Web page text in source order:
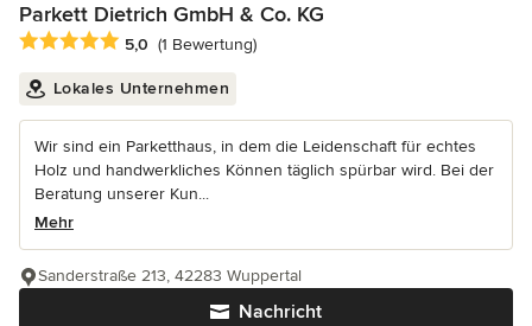
Parkett Dietrich GmbH & Co. KG
Durchschnittliche Bewertung: 5 von 5 Sternen
5,0 (1 Bewertung)
Lokales Unternehmen
Wir sind ein Parketthaus, in dem die Leidenschaft für echtes
Holz und handwerkliches Können täglich spürbar wird. Bei der
Beratung unserer Kun...
Mehr
Nachricht
Sanderstraße 213, 42283 Wuppertal